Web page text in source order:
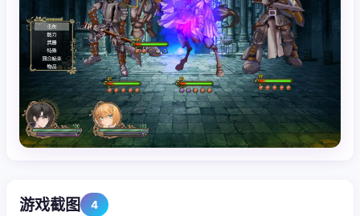
游戏截图 4